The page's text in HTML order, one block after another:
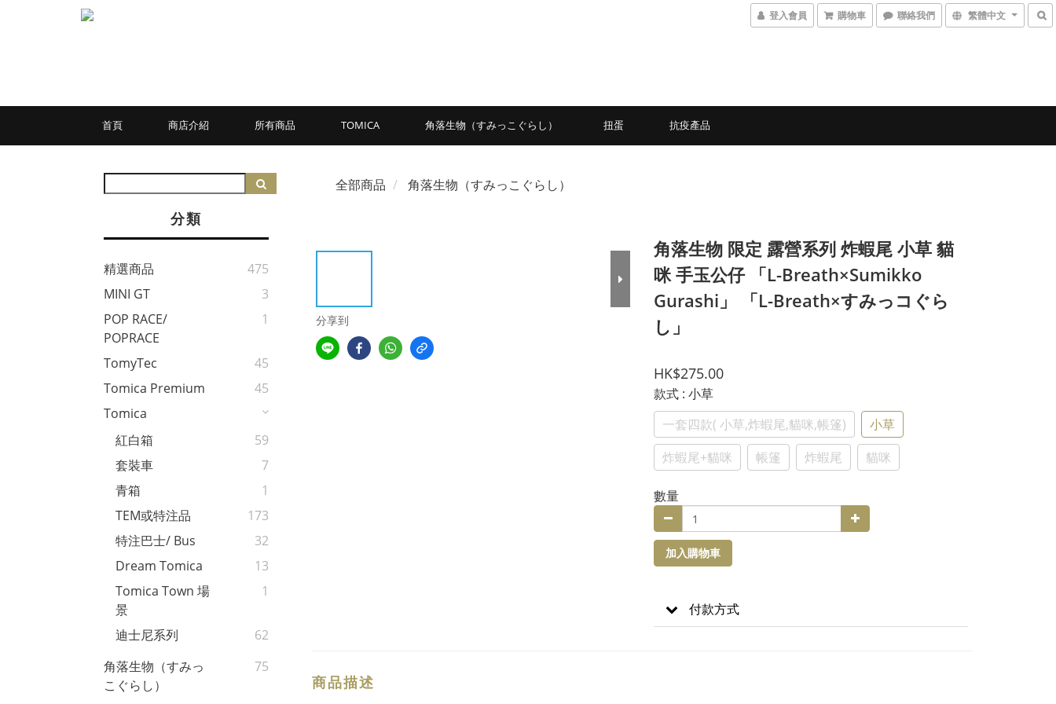
登入會員 購物車 聯絡我們 繁體中文
首頁 商店介紹 所有商品 TOMICA 角落生物（すみっこぐらし） 扭蛋 抗疫產品
分類
精選商品
475
MINI GT
3
POP RACE/
POPRACE
1
TomyTec
45
Tomica Premium
45
Tomica
紅白箱
59
套裝車
7
青箱
1
TEM或特注品
173
特注巴士/ Bus
32
Dream Tomica
13
Tomica Town 場
景
1
迪士尼系列
62
角落生物（すみっ
こぐらし）
75
全部商品 角落生物（すみっこぐらし）
分享到
角落生物 限定 露營系列 炸蝦尾 小草 貓
咪 手玉公仔 「L-Breath×Sumikko
Gurashi」 「L-Breath×すみっコぐら
し」
HK$275.00
款式 : 小草
一套四款( 小草,炸蝦尾,貓咪,帳篷)
小草
炸蝦尾+貓咪
帳篷 炸蝦尾 貓咪
數量
加入購物車
付款方式
商品描述